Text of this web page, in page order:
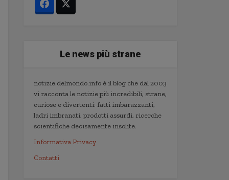
Le news più strane
notizie.delmondo.info è il blog che dal 2003
vi racconta le notizie più incredibili, strane,
curiose e divertenti: fatti imbarazzanti,
ladri imbranati, prodotti assurdi, ricerche
scientifiche decisamente insolite.
Informativa Privacy
Contatti